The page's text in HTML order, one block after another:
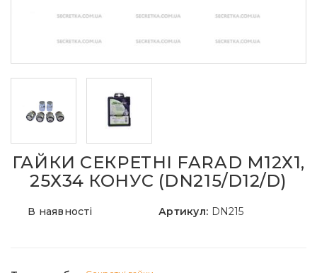
ГАЙКИ СЕКРЕТНІ FARAD М12Х1,
25Х34 КОНУС (DN215/D12/D)
В наявності Артикул: DN215